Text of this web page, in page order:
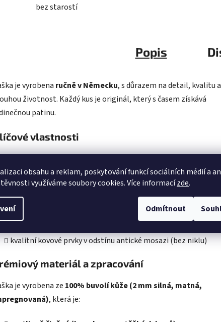
obsahu a reklam, poskytování funkcí sociálních médií a
využíváme soubory cookies. Více informacízde.
Odmítnout
bez starostí
Popis
je vyrobena ručně v Německu, s důrazem na detail, kvalitu a
životnost. Každý kus je originál, který s časem získává
patinu.
vlastnosti
přední klopa s magnetickým zapínáním
přední a zadní kapsa na zip pro rychlý přístup
vnitřní kapsa na mobilní telefon
nastavitelný a zesílený kožený ramenní popruh
kvalitní kovové prvky v odstínu antické mosazi (bez niklu)
materiál a zpracování
je vyrobena ze 100% buvolí kůže (2 mm silná, matná,
, která je: